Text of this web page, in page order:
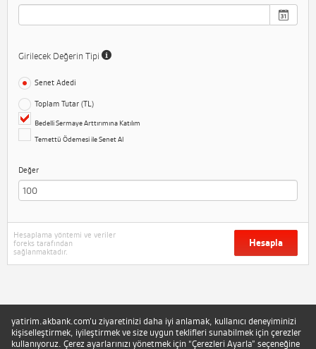
Girilecek Değerin Tipi
Senet Adedi
Toplam Tutar (TL)
Bedelli Sermaye Arttırımına Katılım
Temettü Ödemesi ile Senet Al
Değer
Hesaplama yöntemi ve veriler
foreks tarafından
sağlanmaktadır.
Hesapla